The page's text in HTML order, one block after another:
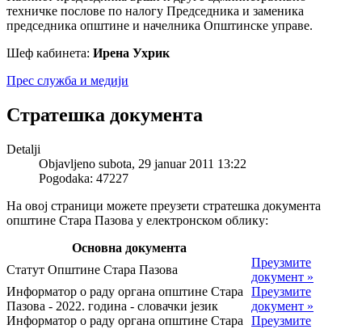
техничке послове по налогу Председника и заменика
председника општине и начелника Општинске управе.
Шеф кабинета: Ирена Ухрик
Прес служба и медији
Стратешка документа
Detalji
Objavljeno subota, 29 januar 2011 13:22
Pogodaka: 47227
На овој страници можете преузети стратешка документа
општине Стара Пазова у електронском облику:
Основна документа
Статут Општине Стара Пазова
Преузмите
документ »
Информатор о раду органа општине Стара
Пазова - 2022. година - словачки језик
Преузмите
документ »
Информатор о раду органа општине Стара
Преузмите